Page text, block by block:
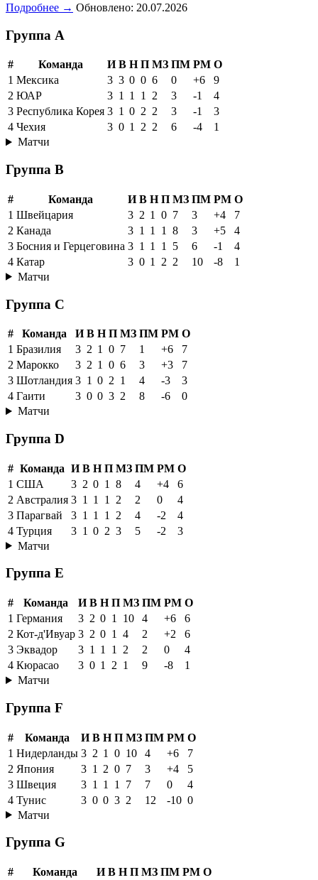
Подробнее → Обновлено: 20.07.2026
Группа A
# Команда И В Н П МЗ ПМ РМ О
1 Мексика 3 3 0 0 6 0 +6
9
2 ЮАР 3 1 1 1 2 3 -1
4
3 Республика Корея 3 1 0 2 2 3 -1
3
4 Чехия 3 0 1 2 2 6 -4
1
Матчи
Группа B
# Команда И В Н П МЗ ПМ РМ О
1 Швейцария 3 2 1 0 7 3 +4
7
2 Канада 3 1 1 1 8 3 +5
4
3 Босния и Герцеговина 3 1 1 1 5 6 -1
4
4 Катар 3 0 1 2 2 10 -8
1
Матчи
Группа C
# Команда И В Н П МЗ ПМ РМ О
1 Бразилия 3 2 1 0 7 1 +6
7
2 Марокко 3 2 1 0 6 3 +3
7
3 Шотландия 3 1 0 2 1 4 -3
3
4 Гаити 3 0 0 3 2 8 -6
0
Матчи
Группа D
# Команда И В Н П МЗ ПМ РМ О
1 США 3 2 0 1 8 4 +4
6
2 Австралия 3 1 1 1 2 2 0
4
3 Парагвай 3 1 1 1 2 4 -2
4
4 Турция 3 1 0 2 3 5 -2
3
Матчи
Группа E
# Команда И В Н П МЗ ПМ РМ О
1 Германия 3 2 0 1 10 4 +6
6
2 Кот-д'Ивуар 3 2 0 1 4 2 +2
6
3 Эквадор 3 1 1 1 2 2 0
4
4 Кюрасао 3 0 1 2 1 9 -8
1
Матчи
Группа F
# Команда И В Н П МЗ ПМ РМ О
1 Нидерланды 3 2 1 0 10 4 +6
7
2 Япония 3 1 2 0 7 3 +4
5
3 Швеция 3 1 1 1 7 7 0
4
4 Тунис 3 0 0 3 2 12 -10 0
Матчи
Группа G
# Команда И В Н П МЗ ПМ РМ О